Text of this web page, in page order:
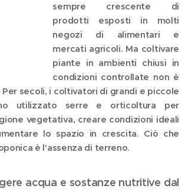
sempre crescente di
prodotti esposti in molti
negozi di alimentari e
mercati agricoli. Ma coltivare
piante in ambienti chiusi in
condizioni controllate non è
secoli, i coltivatori di grandi e piccole
utilizzato serre e orticoltura per
vegetativa, creare condizioni ideali
lo spazio in crescita. Ciò che
è l'assenza di terreno.
acqua e sostanze nutritive dal